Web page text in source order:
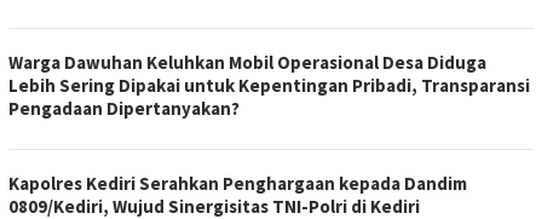
Warga Dawuhan Keluhkan Mobil Operasional Desa Diduga
Lebih Sering Dipakai untuk Kepentingan Pribadi, Transparansi
Pengadaan Dipertanyakan?
Kapolres Kediri Serahkan Penghargaan kepada Dandim
0809/Kediri, Wujud Sinergisitas TNI-Polri di Kediri